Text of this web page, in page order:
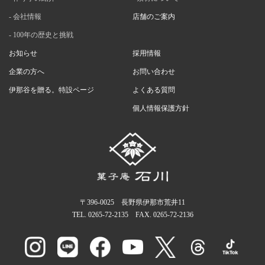
会社情報
100年の歴史と挑戦
店舗のご案内
お知らせ
企業の方へ
伊那谷を贈る。特設ページ
採用情報
お問い合わせ
よくある質問
個人情報保護方針
〒396-0025 長野県伊那市荒井11
TEL. 0265-72-2135FAX. 0265-72-2136